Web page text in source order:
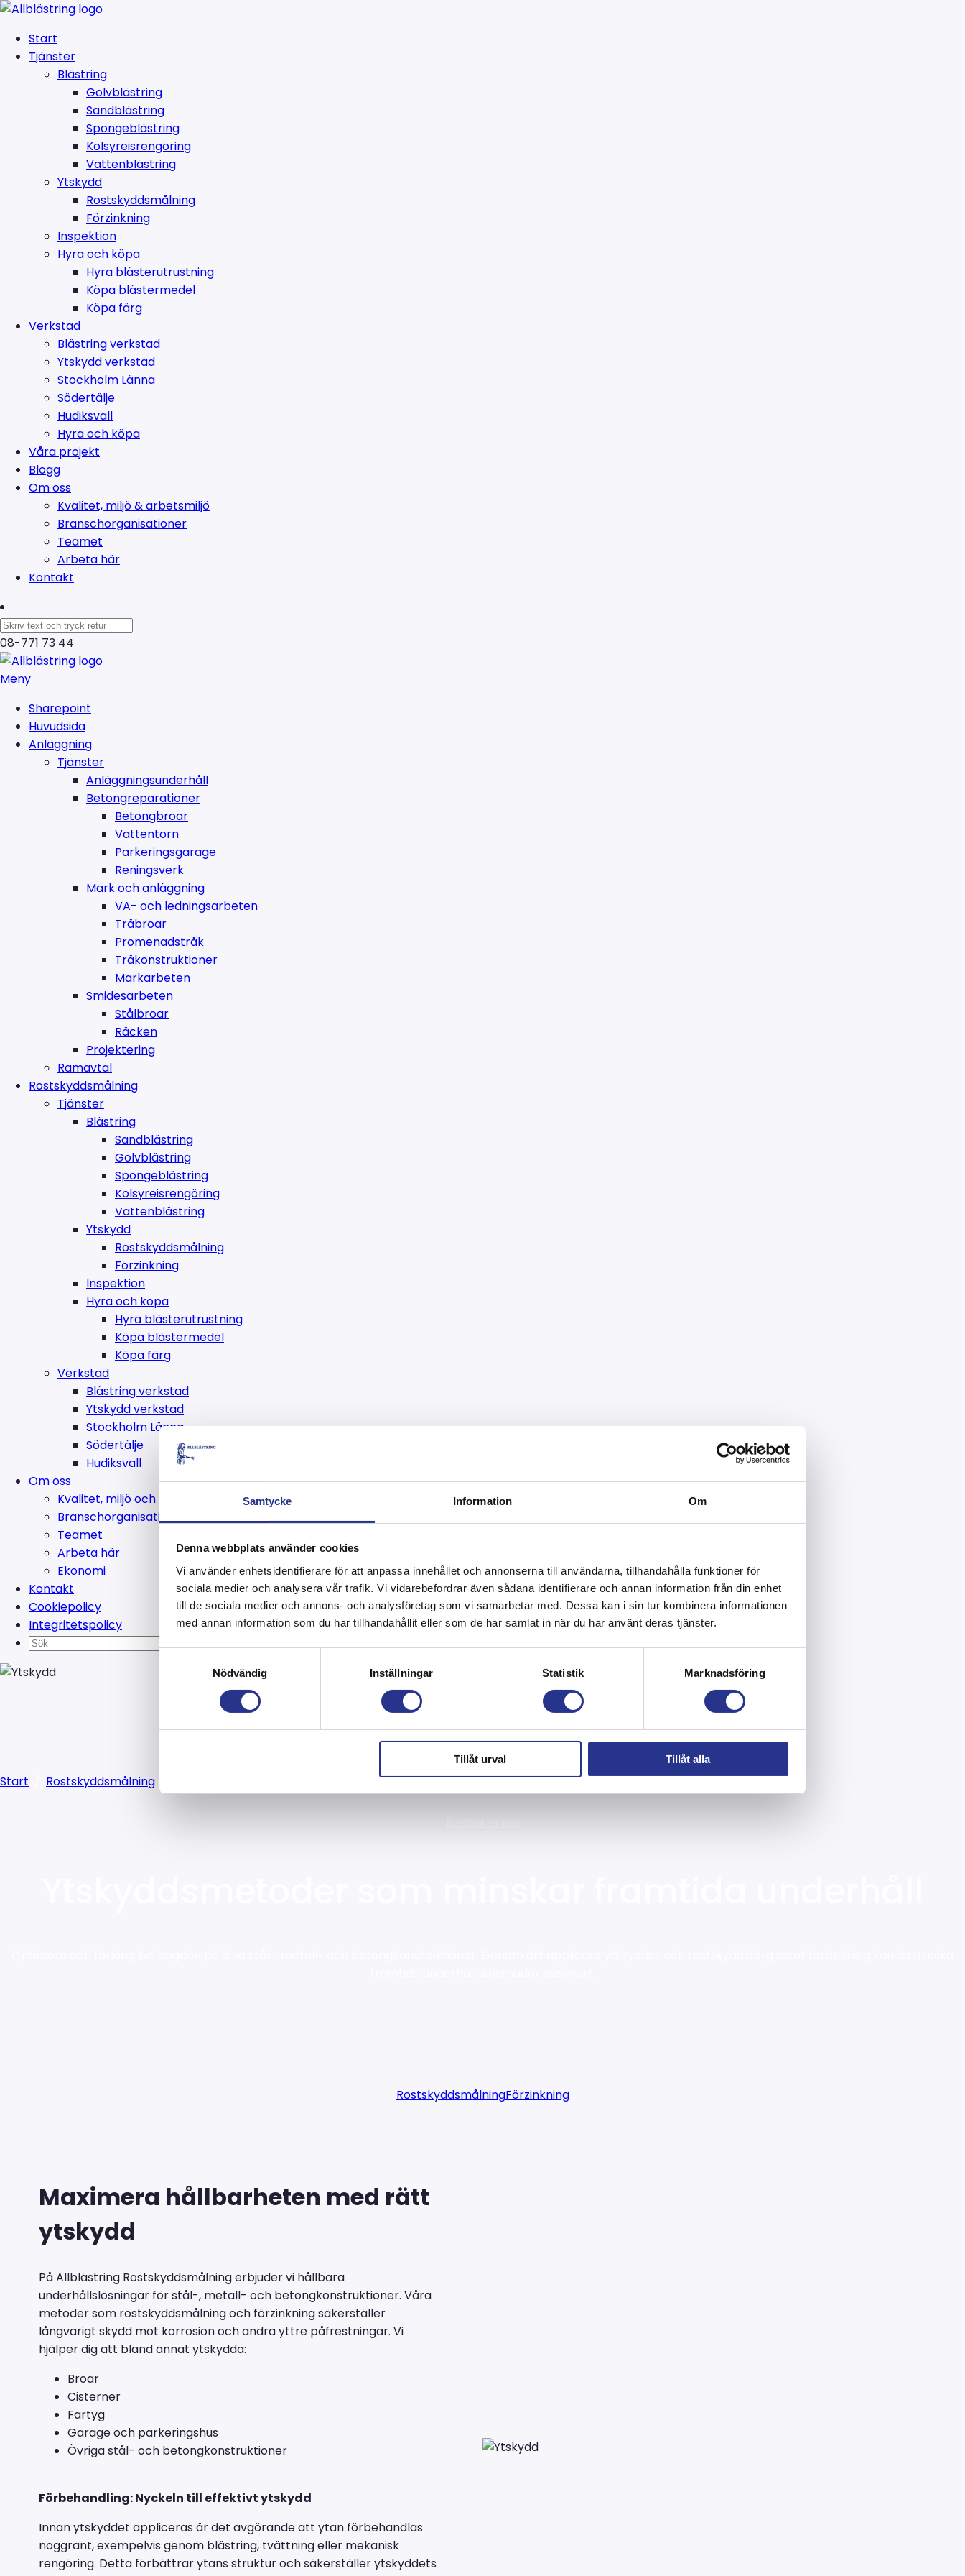
Samtycke Information Om
Denna webbplats använder cookies
Vi använder enhetsidentifierare för att anpassa innehållet och annonserna till användarna, tillhandahålla funktioner för
sociala medier och analysera vår trafik. Vi vidarebefordrar även sådana identifierare och annan information från din enhet
till de sociala medier och annons- och analysföretag som vi samarbetar med. Dessa kan i sin tur kombinera informationen
med annan information som du har tillhandahållit eller som de har samlat in när du har använt deras tjänster.
Nödvändig
Inställningar Statistik Marknadsföring
Tillåt urval Tillåt alla
Start
Tjänster
Blästring
Golvblästring
Sandblästring
Spongeblästring
Kolsyreisrengöring
Vattenblästring
Ytskydd
Rostskyddsmålning
Förzinkning
Inspektion
Hyra och köpa
Hyra blästerutrustning
Köpa blästermedel
Köpa färg
Verkstad
Blästring verkstad
Ytskydd verkstad
Stockholm Länna
Södertälje
Hudiksvall
Hyra och köpa
Våra projekt
Blogg
Om oss
Kvalitet, miljö & arbetsmiljö
Branschorganisationer
Teamet
Arbeta här
Kontakt
08-771 73 44
Meny
Sharepoint
Huvudsida
Anläggning
Tjänster
Anläggningsunderhåll
Betongreparationer
Betongbroar
Vattentorn
Parkeringsgarage
Reningsverk
Mark och anläggning
VA- och ledningsarbeten
Träbroar
Promenadstråk
Träkonstruktioner
Markarbeten
Smidesarbeten
Stålbroar
Räcken
Projektering
Ramavtal
Rostskyddsmålning
Tjänster
Blästring
Sandblästring
Golvblästring
Spongeblästring
Kolsyreisrengöring
Vattenblästring
Ytskydd
Rostskyddsmålning
Förzinkning
Inspektion
Hyra och köpa
Hyra blästerutrustning
Köpa blästermedel
Köpa färg
Verkstad
Blästring verkstad
Ytskydd verkstad
Stockholm Länna
Södertälje
Hudiksvall
Om oss
Kvalitet, miljö och arbetsmiljö
Branschorganisationer
Teamet
Arbeta här
Ekonomi
Kontakt
Cookiepolicy
Integritetspolicy
Start Rostskyddsmålning
RostskyddsmålningFörzinkning
Maximera hållbarheten med rätt
ytskydd
På Allblästring Rostskyddsmålning erbjuder vi hållbara
underhållslösningar för stål-, metall- och betongkonstruktioner. Våra
metoder som rostskyddsmålning och förzinkning säkerställer
långvarigt skydd mot korrosion och andra yttre påfrestningar. Vi
hjälper dig att bland annat ytskydda:
Broar
Cisterner
Fartyg
Garage och parkeringshus
Övriga stål- och betongkonstruktioner
Förbehandling: Nyckeln till effektivt ytskydd
Innan ytskyddet appliceras är det avgörande att ytan förbehandlas
noggrant, exempelvis genom blästring, tvättning eller mekanisk
rengöring. Detta förbättrar ytans struktur och säkerställer ytskyddets